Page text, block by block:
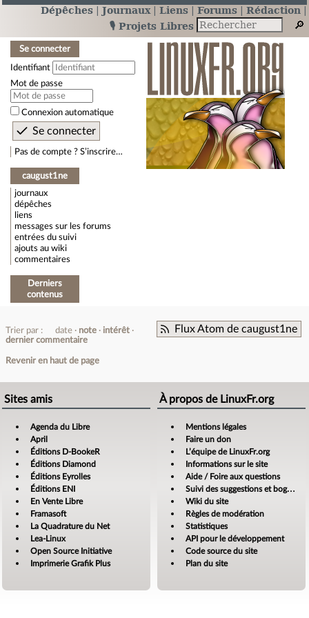
Dépêches Journaux Liens Forums
Rédaction
🎙️ Projets Libres
Se connecter
Identifiant
Mot de passe
Connexion automatique
Pas de compte ? S’inscrire…
caugust1ne
journaux
dépêches
liens
messages sur les forums
entrées du suivi
ajouts au wiki
commentaires
Derniers
contenus
Flux Atom de caugust1ne
Trier par : date note
intérêt
dernier commentaire
Revenir en haut de page
Sites amis
Agenda du Libre
April
Éditions D-BookeR
Éditions Diamond
Éditions Eyrolles
Éditions ENI
En Vente Libre
Framasoft
La Quadrature du Net
Lea-Linux
Open Source Initiative
Imprimerie Grafik Plus
À propos de LinuxFr.org
Mentions légales
Faire un don
L’équipe de LinuxFr.org
Informations sur le site
Aide / Foire aux questions
Suivi des suggestions et bogues
Wiki du site
Règles de modération
Statistiques
API pour le développement
Code source du site
Plan du site